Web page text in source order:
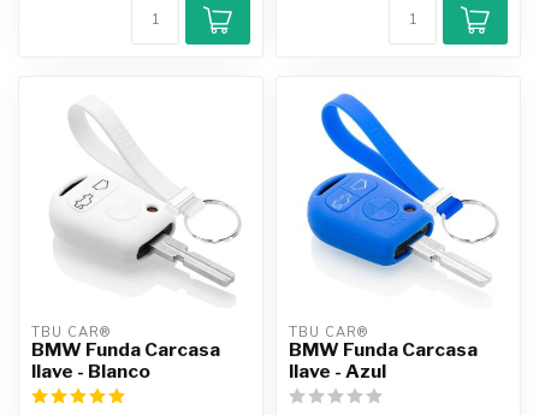
TBU CAR®
BMW Funda Carcasa
llave - Blanco
TBU CAR®
BMW Funda Carcasa
llave - Azul